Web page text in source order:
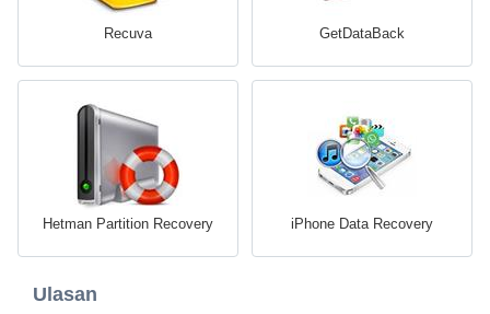
Recuva GetDataBack
Hetman Partition Recovery iPhone Data Recovery
Ulasan